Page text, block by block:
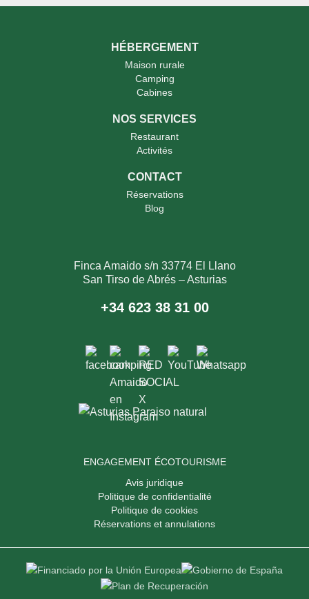
HÉBERGEMENT
Maison rurale
Camping
Cabines
NOS SERVICES
Restaurant
Activités
CONTACT
Réservations
Blog
Finca Amaido s/n 33774 El Llano
San Tirso de Abrés – Asturias
+34 623 38 31 00
ENGAGEMENT ÉCOTOURISME
Avis juridique
Politique de confidentialité
Politique de cookies
Réservations et annulations